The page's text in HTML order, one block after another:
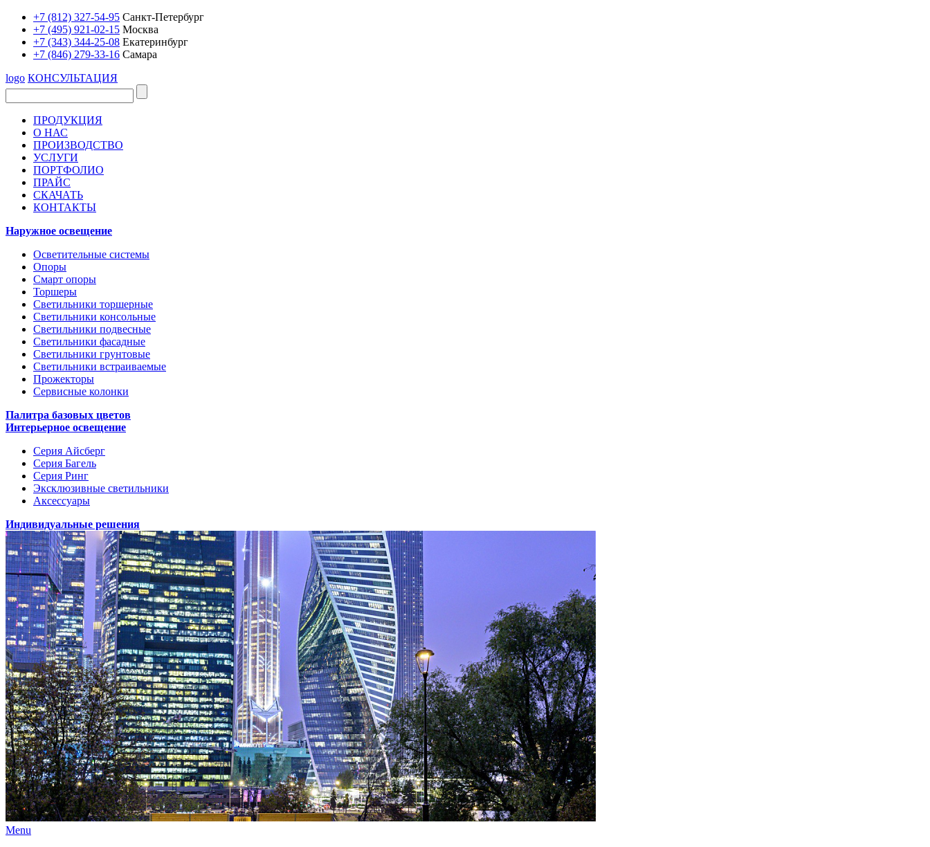
+7 (812) 327-54-95 Санкт-Петербург
+7 (495) 921-02-15 Москва
+7 (343) 344-25-08 Екатеринбург
+7 (846) 279-33-16 Самара
logo КОНСУЛЬТАЦИЯ
ПРОДУКЦИЯ
О НАС
ПРОИЗВОДСТВО
УСЛУГИ
ПОРТФОЛИО
ПРАЙС
СКАЧАТЬ
КОНТАКТЫ
Наружное освещение
Осветительные системы
Опоры
Смарт опоры
Торшеры
Светильники торшерные
Светильники консольные
Светильники подвесные
Светильники фасадные
Светильники грунтовые
Светильники встраиваемые
Прожекторы
Сервисные колонки
Палитра базовых цветов
Интерьерное освещение
Серия Айсберг
Серия Багель
Серия Ринг
Эксклюзивные светильники
Аксессуары
Индивидуальные решения
Menu